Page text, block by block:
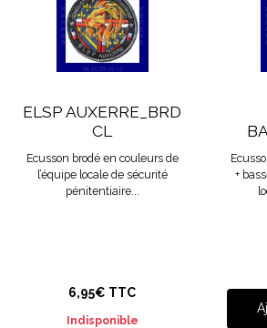
ELSP AUXERRE_BRD
CL
Ecusson brodé en couleurs de
l’équipe locale de sécurité
pénitentiaire...
6,95€ TTC
Indisponible
+